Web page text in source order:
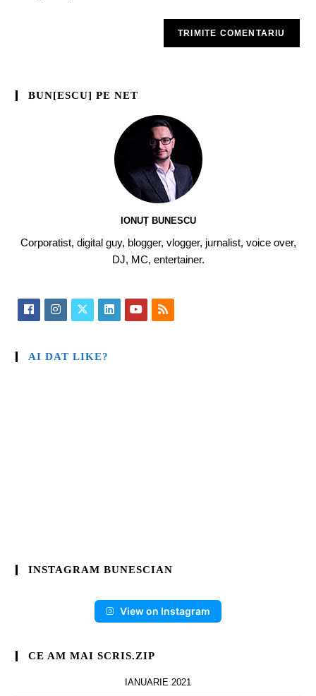
BUN[ESCU] PE NET
IONUȚ BUNESCU
Corporatist, digital guy, blogger, vlogger, jurnalist, voice over,
DJ, MC, entertainer.
AI DAT LIKE?
INSTAGRAM BUNESCIAN
View on Instagram
CE AM MAI SCRIS.ZIP
IANUARIE 2021